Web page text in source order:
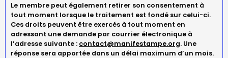
Le membre peut également retirer son consentement à
tout moment lorsque le traitement est fondé sur celui-ci.
Ces droits peuvent être exercés à tout moment en
adressant une demande par courrier électronique à
l’adresse suivante : contact@manifestampe.org. Une
réponse sera apportée dans un délai maximum d’un mois.